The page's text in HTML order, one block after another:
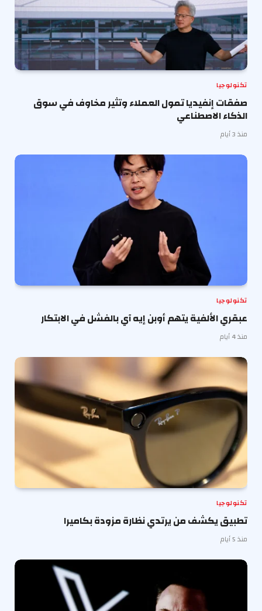
تكنولوجيا
صفقات إنفيديا تمول العملاء وتثير مخاوف في سوق
الذكاء الاصطناعي
منذ 3 أيام
تكنولوجيا
عبقري الألفية يتهم أوبن إيه آي بالفشل في الابتكار
منذ 4 أيام
تكنولوجيا
تطبيق يكشف من يرتدي نظارة مزودة بكاميرا
منذ 5 أيام